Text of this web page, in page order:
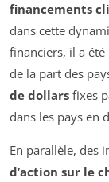
financements
dans cette
financiers, il a
de la part des
de dollars fixes
dans les pays en
En parallèle, des
d’action sur le